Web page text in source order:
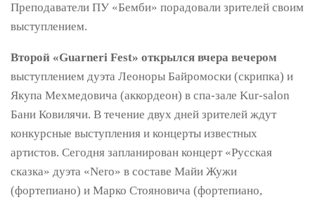
Преподаватели ПУ «Бемби» порадовали зрителей своим
выступлением.
Второй «Guarneri Fest» открылся вчера вечером
выступлением дуэта Леоноры Байромоски (скрипка) и
Якупа Мехмедовича (аккордеон) в спа-зале Kur-salon
Бани Ковилячи. В течение двух дней зрителей ждут
конкурсные выступления и концерты известных
артистов. Сегодня запланирован концерт «Русская
сказка» дуэта «Nero» в составе Майи Жужи
(фортепиано) и Марко Стояновича (фортепиано,